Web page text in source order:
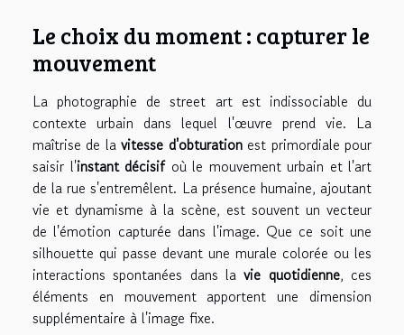
Le choix du moment : capturer le
mouvement
La photographie de street art est indissociable du
contexte urbain dans lequel l'œuvre prend vie. La
maîtrise de lavitesse d'obturationest primordiale pour
saisir l'instant décisifoù le mouvement urbain et l'art
de la rue s'entremêlent. La présence humaine, ajoutant
vie et dynamisme à la scène, est souvent un vecteur
de l'émotion capturée dans l'image. Que ce soit une
silhouette qui passe devant une murale colorée ou les
interactions spontanées dans lavie quotidienne, ces
éléments en mouvement apportent une dimension
supplémentaire à l'image fixe.